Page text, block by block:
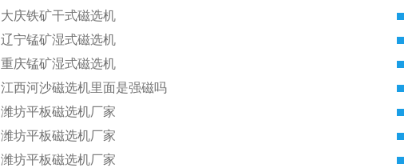
大庆铁矿干式磁选机
辽宁锰矿湿式磁选机
重庆锰矿湿式磁选机
江西河沙磁选机里面是强磁吗
潍坊平板磁选机厂家
潍坊平板磁选机厂家
潍坊平板磁选机厂家